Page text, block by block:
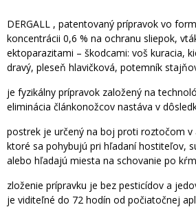
DERGALL , patentovaný prípravok vo
koncentrácii 0,6 % na ochranu sliepok,
ektoparazitami – škodcami: voš kuracia,
dravý, pleseň hlavičková, potemník
je fyzikálny prípravok založený na
eliminácia článkonožcov nastáva v
postrek je určený na boj proti roztočom v
ktoré sa pohybujú pri hľadaní hostiteľov,
alebo hľadajú miesta na schovanie po
zloženie prípravku je bez pesticídov a
je viditeľné do 72 hodín od počiatočnej